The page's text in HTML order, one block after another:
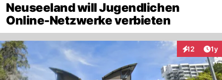
Neuseeland will Jugendlichen
Online-Netzwerke verbieten
12 1y